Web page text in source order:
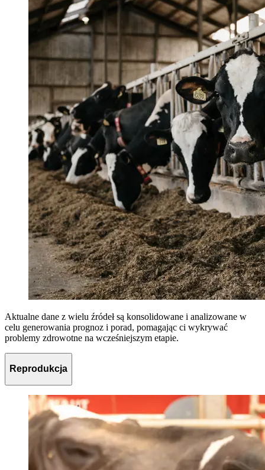
Aktualne dane z wielu źródeł są konsolidowane i analizowane w
celu generowania prognoz i porad, pomagając ci wykrywać
problemy zdrowotne na wcześniejszym etapie.
Reprodukcja